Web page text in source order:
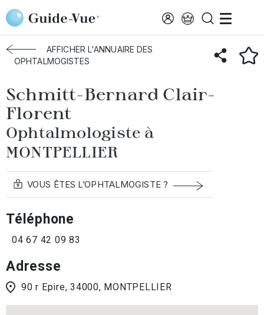
Aller au contenu principal
Accueil Annuaire des ophtalmologistes Montpellier Schmitt
AFFICHER L'ANNUAIRE DES
OPHTALMOGISTES
Schmitt-Bernard Clair-
Florent
Ophtalmologiste à
MONTPELLIER
VOUS ÊTES L’OPHTALMOGISTE ?
Téléphone
04 67 42 09 83
Adresse
90 r Epire, 34000, MONTPELLIER